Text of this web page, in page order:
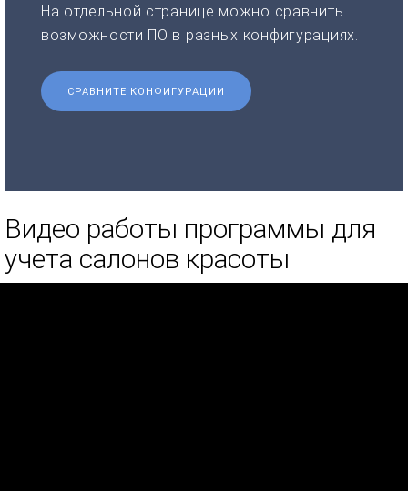
На отдельной странице можно сравнить
возможности ПО в разных конфигурациях.
СРАВНИТЕ КОНФИГУРАЦИИ
Видео работы программы для
учета салонов красоты